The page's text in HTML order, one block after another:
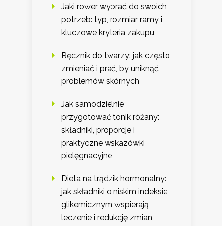
Jaki rower wybrać do swoich
potrzeb: typ, rozmiar ramy i
kluczowe kryteria zakupu
Ręcznik do twarzy: jak często
zmieniać i prać, by uniknąć
problemów skórnych
Jak samodzielnie
przygotować tonik różany:
składniki, proporcje i
praktyczne wskazówki
pielęgnacyjne
Dieta na trądzik hormonalny:
jak składniki o niskim indeksie
glikemicznym wspierają
leczenie i redukcję zmian